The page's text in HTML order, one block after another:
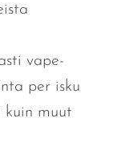
vape-
per isku
kuin muut